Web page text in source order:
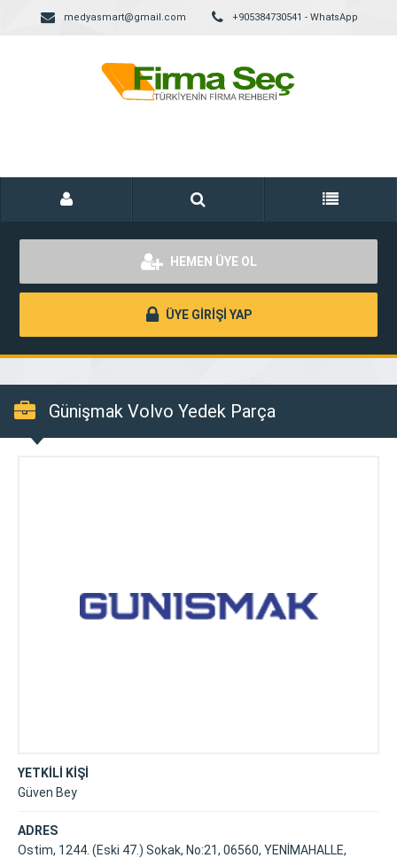
medyasmart@gmail.com +905384730541 - WhatsApp
HEMEN ÜYE OL
ÜYE GİRİŞİ YAP
Günişmak Volvo Yedek Parça
YETKİLİ KİŞİ
Güven Bey
ADRES
Ostim, 1244. (Eski 47.) Sokak, No:21, 06560, YENİMAHALLE,